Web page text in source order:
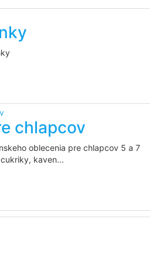
chlapcov
oblecenia pre chlapcov 5 a 7
kaven...